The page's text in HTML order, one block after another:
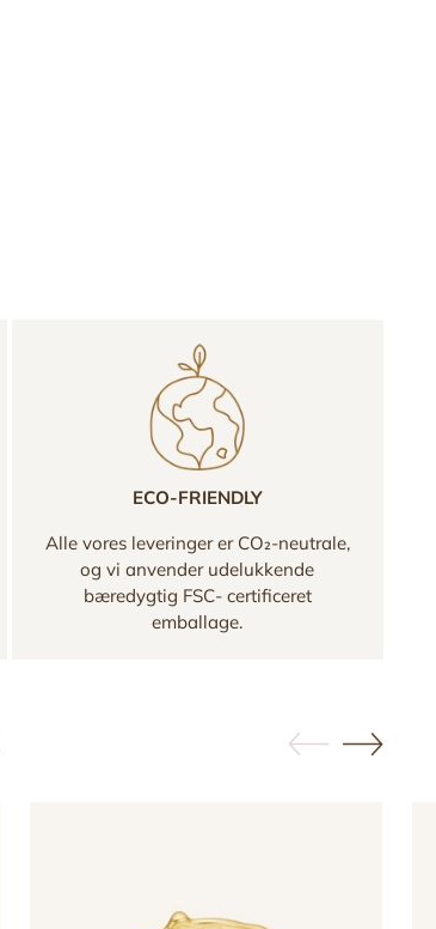
ECO-FRIENDLY
Alle vores leveringer er CO₂-neutrale,
og vi anvender udelukkende
bæredygtig FSC- certificeret
emballage.